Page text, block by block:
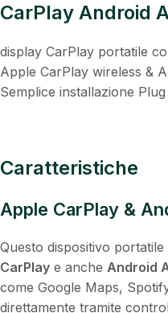
CarPlay Android
display CarPlay portatile
Apple CarPlay wireless &
Semplice installazione Plug
Caratteristiche
Apple CarPlay &
Questo dispositivo
CarPlay e anche Android
come Google Maps,
direttamente tramite